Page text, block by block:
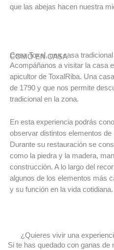
que las abejas hacen nuestra
COMO EN CASA
Casa Toxal, una casa
Acompáñanos a visitar la casa
apicultor de ToxalRiba. Una
de 1790 y que nos permite
tradicional en la zona.
En esta experiencia podrás
observar distintos elementos de
Durante su restauración se
como la piedra y la madera,
construcción. A lo largo del
algunos de los elementos más
y su función en la vida cotidiana.
¿Quieres vivir una
Si te has quedado con ganas